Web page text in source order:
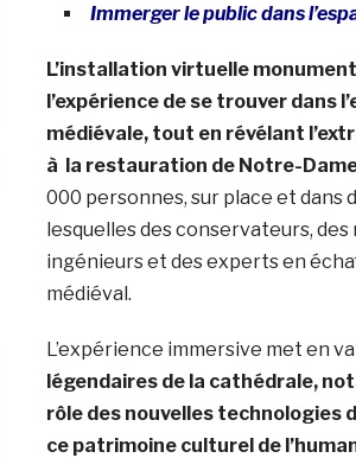
Immerger le public dans
L’installation virtuelle
l’expérience de se trouver dans
médiévale, tout en révélant
à la restauration de Notre-
000 personnes, sur place et dans
lesquelles des conservateurs,
ingénieurs et des experts en
médiéval.
L’expérience immersive met en
légendaires de la cathédrale,
rôle des nouvelles technologies
ce patrimoine culturel de